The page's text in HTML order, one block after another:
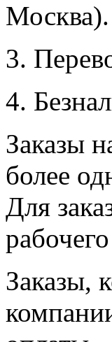
Москва).
3.
4.
Заказы
более
Для
Заказы,